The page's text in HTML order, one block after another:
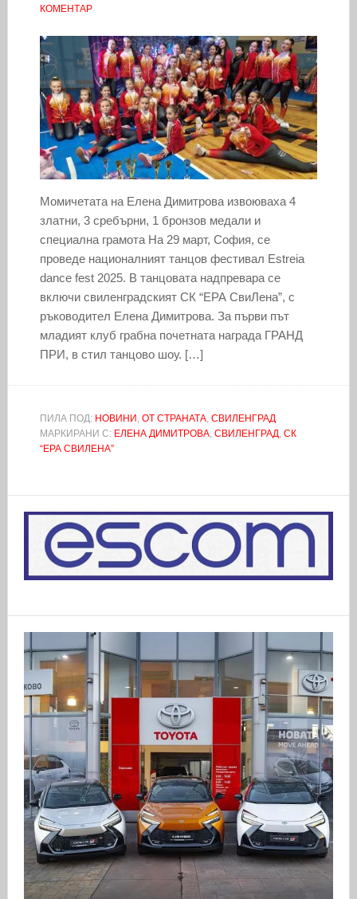
КОМЕНТАР
Момичетата на Елена Димитрова извоюваха 4
златни, 3 сребърни, 1 бронзов медали и
специална грамота На 29 март, София, се
проведе националният танцов фестивал Estreia
dance fest 2025. В танцовата надпревара се
включи свиленградският СК “ЕРА СвиЛена”, с
ръководител Елена Димитрова. За първи път
младият клуб грабна почетната награда ГРАНД
ПРИ, в стил танцово шоу. […]
ПИЛА ПОД: НОВИНИ , ОТ СТРАНАТА, СВИЛЕНГРАД
МАРКИРАНИ С: ЕЛЕНА ДИМИТРОВА, СВИЛЕНГРАД, СК
“ЕРА СВИЛЕНА”